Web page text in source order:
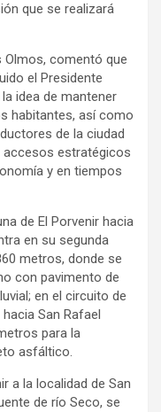
que se realizará
Olmos, comentó que
el Presidente
idea de mantener
habitantes, así como
de la ciudad
estratégicos
y en tiempos
de El Porvenir hacia
en su segunda
metros, donde se
con pavimento de
en el circuito de
San Rafael
para la
asfáltico.
a la localidad de San
de río Seco, se